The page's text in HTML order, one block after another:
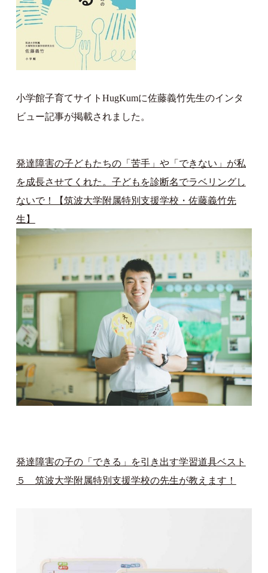
小学館子育てサイトHugKumに佐藤義竹先生のインタ
ビュー記事が掲載されました。
発達障害の子どもたちの「苦手」や「できない」が私
を成長させてくれた。子どもを診断名でラベリングし
ないで！【筑波大学附属特別支援学校・佐藤義竹先
生】
発達障害の子の「できる」を引き出す学習道具ベスト
５ 筑波大学附属特別支援学校の先生が教えます！